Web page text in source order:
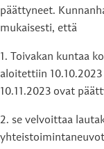
päättyneet.
mukaisesti, että
1. Toivakan kuntaa
aloitettiin
10.11.2023 ovat
2. se velvoittaa